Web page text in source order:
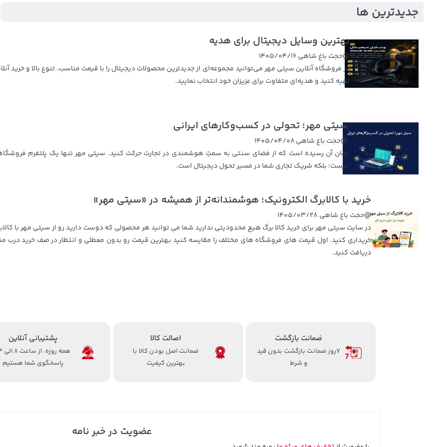
جدیدترین ها
بهترین وسایل دیجیتال برای هدیه
@حجت باغ شاهی1405/04/16
در فروشگاه آنلاین سیتی مهر می‌توانید مجموعه‌ای از جدیدترین محصولات دیجیتال را با قیمت مناسب، تنوع بالا و خرید
تهیه کنید و هدیه‌ای متفاوت برای عزیزان خود انتخاب نمایید.
سیتی مهر؛ تحولی در کسب‌وکارهای ایرانی
@حجت باغ شاهی1405/04/08
زمان آن رسیده است که از فضای سنتی به سمتِ هوشمندی در تجارت حرکت کنید. سیتی مهر تنها یک پلتفرم
نیست؛ بلکه شریک تجاری شما در مسیر تحول دیجیتال است.
خرید با کالابرگ الکترونیک؛ هوشمندانه‌تر از همیشه در «سیتی مهر»
@حجت باغ شاهی 1405/03/28
در سایت سیتی مهر برای خرید کالا برگ هیچ محدودیتی ندارید شما می توانید هر محصولی که دوست دارید رو از سیتی مهر با
خریداری کنید. اول قیمت های فروشگاه های مختلف را مقایسه کنید بهترین قیمت رو بدون معطلی و انتظار در صف خرید درب
دریافت کنید.
ضمانت بازگشت
7روز ضمانت بازگشت بدون قید
و شرط
اصالت کالا
ضمانت اصل بودن کالا با
بهترین کیفیت
پشتیبانی آنلاین
همه
پاسخگوی شما هستیم
عضویت در خبر نامه